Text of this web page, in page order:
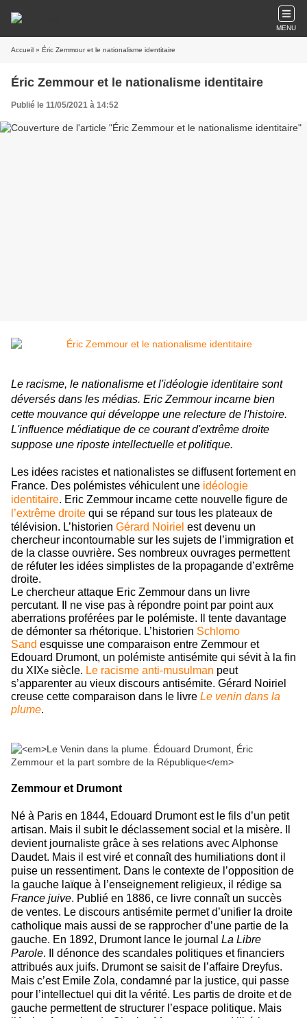
MENU
Accueil » Éric Zemmour et le nationalisme identitaire
Éric Zemmour et le nationalisme identitaire
Publié le 11/05/2021 à 14:52
Le racisme, le nationalisme et l'idéologie identitaire sont
déversés dans les médias. Eric Zemmour incarne bien
cette mouvance qui développe une relecture de l'histoire.
L'influence médiatique de ce courant d'extrême droite
suppose une riposte intellectuelle et politique.
Les idées racistes et nationalistes se diffusent fortement en
France. Des polémistes véhiculent une idéologie
identitaire. Eric Zemmour incarne cette nouvelle figure de
l’extrême droite qui se répand sur tous les plateaux de
télévision. L’historien Gérard Noiriel est devenu un
chercheur incontournable sur les sujets de l’immigration et
de la classe ouvrière. Ses nombreux ouvrages permettent
de réfuter les idées simplistes de la propagande d’extrême
droite.
Le chercheur attaque Eric Zemmour dans un livre
percutant. Il ne vise pas à répondre point par point aux
aberrations proférées par le polémiste. Il tente davantage
de démonter sa rhétorique. L’historien Schlomo
Sand esquisse une comparaison entre Zemmour et
Edouard Drumont, un polémiste antisémite qui sévit à la fin
du XIXe siècle. Le racisme anti-musulman peut
s’apparenter au vieux discours antisémite. Gérard Noiriel
creuse cette comparaison dans le livre Le venin dans la
plume.
Zemmour et Drumont
Né à Paris en 1844, Edouard Drumont est le fils d’un petit
artisan. Mais il subit le déclassement social et la misère. Il
devient journaliste grâce à ses relations avec Alphonse
Daudet. Mais il est viré et connaît des humiliations dont il
puise un ressentiment. Dans le contexte de l’opposition de
la gauche laïque à l’enseignement religieux, il rédige sa
France juive. Publié en 1886, ce livre connaît un succès
de ventes. Le discours antisémite permet d’unifier la droite
catholique mais aussi de se rapprocher d’une partie de la
gauche. En 1892, Drumont lance le journal La Libre
Parole. Il dénonce des scandales politiques et financiers
attribués aux juifs. Drumont se saisit de l’affaire Dreyfus.
Mais c’est Emile Zola, condamné par la justice, qui passe
pour l’intellectuel qui dit la vérité. Les partis de droite et de
gauche permettent de structurer l’espace politique. Mais